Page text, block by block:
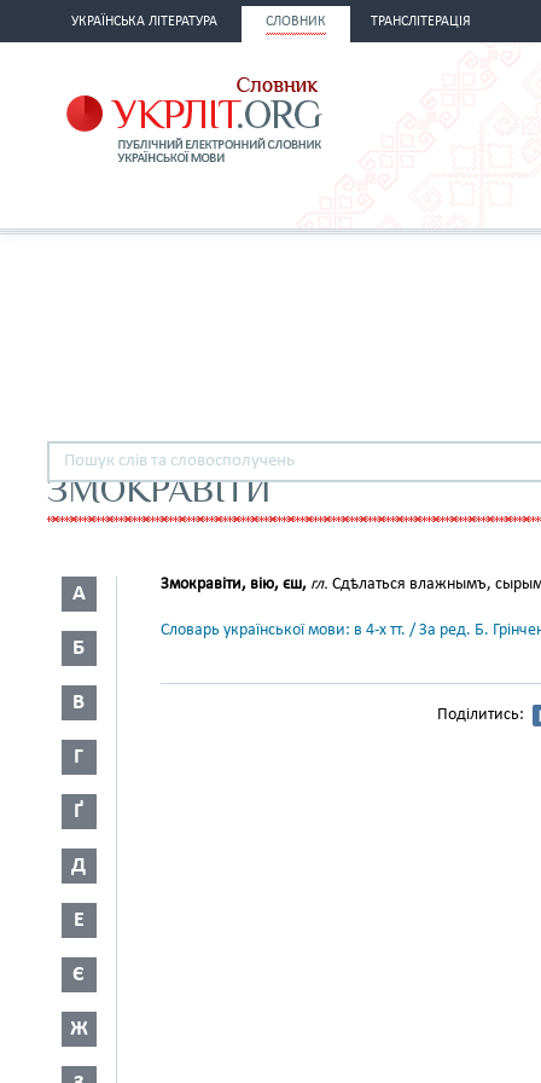
УКРАЇНСЬКА ЛІТЕРАТУРА СЛОВНИК ТРАНСЛІТЕРАЦІЯ
ЗМОКРАВІТИ
А
Б
В
Г
Ґ
Д
Е
Є
Ж
Змокравіти, вію, єш, гл. Сдѣлаться влажнымъ,
Словарь української мови: в 4-х тт. / За ред. Б.
Поділитись: